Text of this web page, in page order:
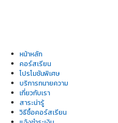
หน้าหลัก
คอร์สเรียน
โปรโมชันพิเศษ
บริการทนายความ
เกี่ยวกับเรา
สาระน่ารู้
วิธีซื้อคอร์สเรียน